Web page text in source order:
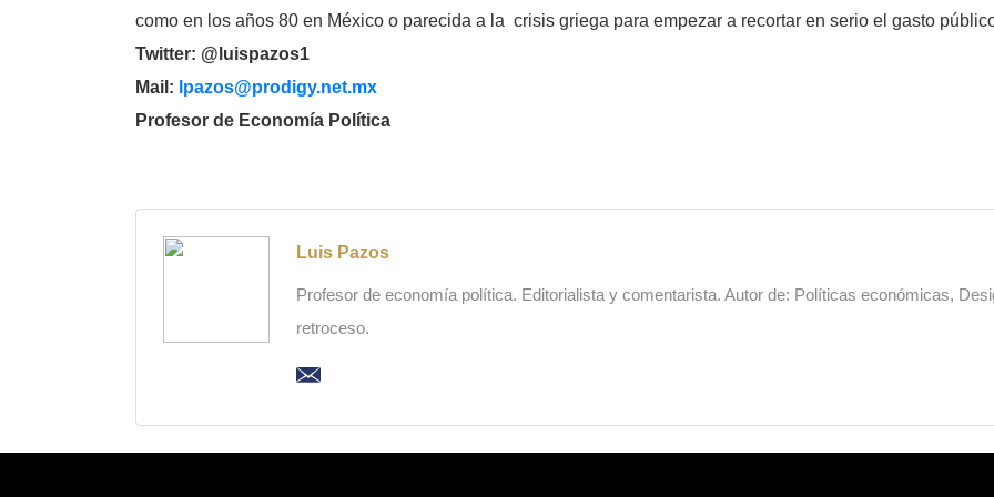
como en los años 80 en México o parecida a la crisis griega para empezar a recortar en serio el gasto
Twitter: @luispazos1
Mail: lpazos@prodigy.net.mx
Profesor de Economía Política
Luis Pazos
Profesor de economía política. Editorialista y comentarista. Autor de: Políticas económicas,
retroceso.